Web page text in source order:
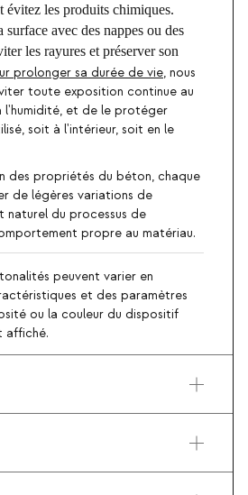
les produits chimiques.
surface avec des nappes ou des
les rayures et préserver son
prolonger sa durée de vie, nous
toute exposition continue au
l'humidité, et de le protéger
soit à l'intérieur, soit en le
des propriétés du béton, chaque
de légères variations de
naturel du processus de
propre au matériau.
peuvent varier en
et des paramètres
ou la couleur du dispositif
affiché.